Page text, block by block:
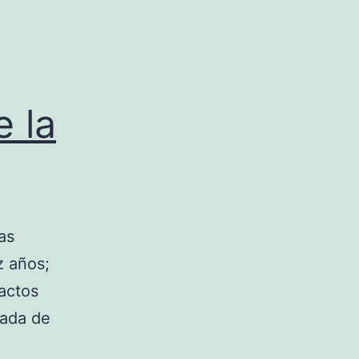
la
años;
de